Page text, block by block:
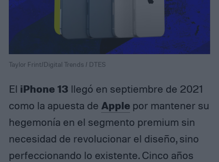
Taylor Frint/Digital Trends / DTES
El iPhone 13 llegó en septiembre de 2021
como la apuesta de Applepor mantener su
hegemonía en el segmento premium sin
necesidad de revolucionar el diseño, sino
perfeccionando lo existente. Cinco años